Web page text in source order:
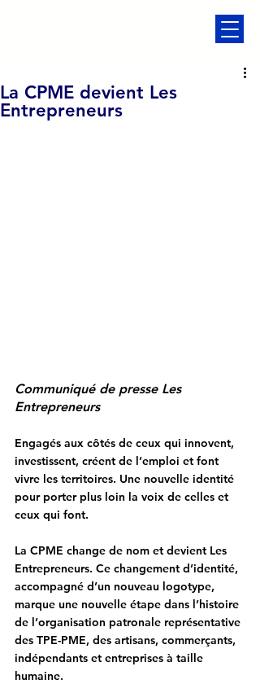
La CPME devient Les
Entrepreneurs
Communiqué de presse Les
Entrepreneurs
Engagés aux côtés de ceux qui innovent,
investissent, créent de l’emploi et font
vivre les territoires. Une nouvelle identité
pour porter plus loin la voix de celles et
ceux qui font.
La CPME change de nom et devient Les
Entrepreneurs. Ce changement d’identité,
accompagné d’un nouveau logotype,
marque une nouvelle étape dans l’histoire
de l’organisation patronale représentative
des TPE-PME, des artisans, commerçants,
indépendants et entreprises à taille
humaine.